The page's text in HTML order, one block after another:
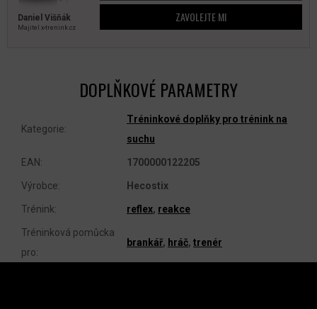
Daniel Višňák
Majitel x‑trenink.cz
ZAVOLEJTE MI
DOPLŇKOVÉ PARAMETRY
Kategorie:
Tréninkové doplňky pro trénink na
suchu
EAN: 1700000122205
Výrobce: Hecostix
Trénink: reflex, reakce
Tréninková pomůcka
pro:
brankář, hráč, trenér
Z